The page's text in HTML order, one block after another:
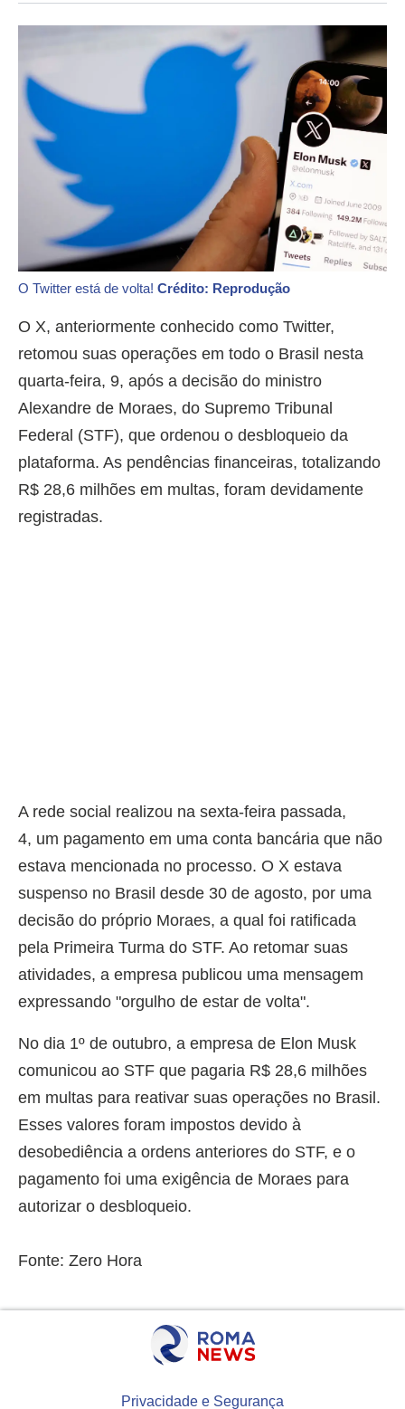
O Twitter está de volta! Crédito: Reprodução
O X, anteriormente conhecido como Twitter,
retomou suas operações em todo o Brasil nesta
quarta-feira, 9, após a decisão do ministro
Alexandre de Moraes, do Supremo Tribunal
Federal (STF), que ordenou o desbloqueio da
plataforma. As pendências financeiras, totalizando
R$ 28,6 milhões em multas, foram devidamente
registradas.
A rede social realizou na sexta-feira passada,
4, um pagamento em uma conta bancária que não
estava mencionada no processo. O X estava
suspenso no Brasil desde 30 de agosto, por uma
decisão do próprio Moraes, a qual foi ratificada
pela Primeira Turma do STF. Ao retomar suas
atividades, a empresa publicou uma mensagem
expressando "orgulho de estar de volta".
No dia 1º de outubro, a empresa de Elon Musk
comunicou ao STF que pagaria R$ 28,6 milhões
em multas para reativar suas operações no Brasil.
Esses valores foram impostos devido à
desobediência a ordens anteriores do STF, e o
pagamento foi uma exigência de Moraes para
autorizar o desbloqueio.
Fonte: Zero Hora
Privacidade e Segurança